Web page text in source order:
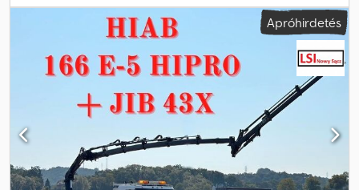
32 000 kg, szín:ezüst, vezetőfülke:nappali fülke, Gyártási év:2026,
, Felszereltség: daru
, VOLVO FH 500 8x4 – Fassi
F1450 Dkedpszrzlpefx Acdsr • Ár: a WhatsApp-on keresztül
lekérdezhető • Első forgalomba helyezés: ÚJ – 2026 •
Futásteljesítmény: 500 km • Hajtás: 8x4 • Saját tömeg: 31 870 kg •
Tengelytáv: 1995 / 2905 / 1370 mm • Méretek (H × Sz × M): 9900 ×
2550 × 4000 mm • Tengelyterhelés: 9000 / 9000 / 13000 / 13000 kg
• Felépítmény: Fassi F1450-8, JIB L826-tal, csörlővel és elülső
támasztóval • Rakfelület: 4100 mm + 1200 mm • Elérhetőség:
Apróhirdetés